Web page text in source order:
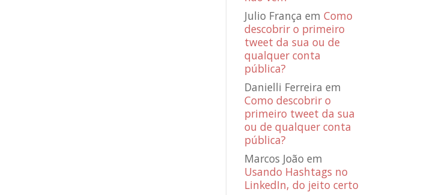
Julio França emComo
descobrir o primeiro
tweet da sua ou de
qualquer conta
pública?
Danielli Ferreira em
Como descobrir o
primeiro tweet da sua
ou de qualquer conta
pública?
Marcos João em
Usando Hashtags no
LinkedIn, do jeito certo